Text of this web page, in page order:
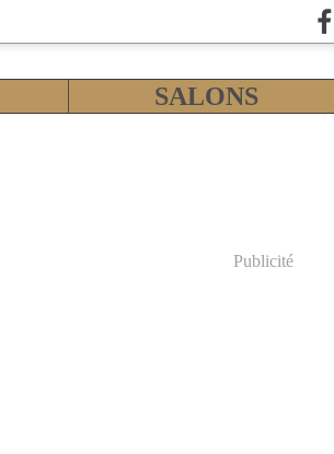
SALONS
Publicité